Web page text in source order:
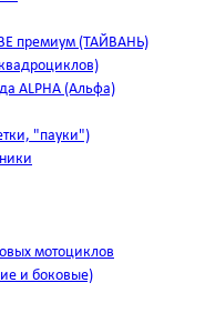
премиум (ТАЙВАНЬ)
ALPHA (Альфа)
"пауки")
мотоциклов
и боковые)